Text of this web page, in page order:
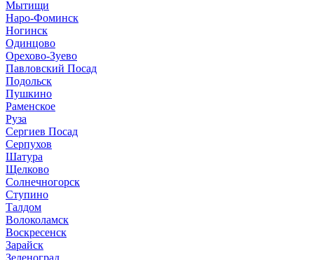
Мытищи
Наро-Фоминск
Ногинск
Одинцово
Орехово-Зуево
Павловский Посад
Подольск
Пушкино
Раменское
Руза
Сергиев Посад
Серпухов
Шатура
Щелково
Солнечногорск
Ступино
Талдом
Волоколамск
Воскресенск
Зарайск